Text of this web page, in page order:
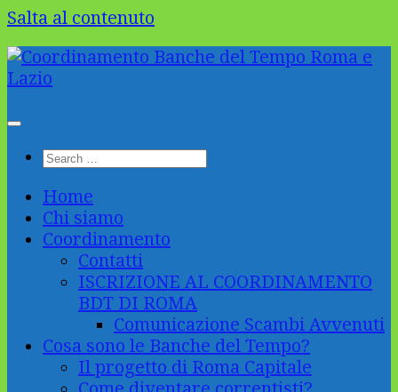
Salta al contenuto
Home
Chi siamo
Coordinamento
Contatti
ISCRIZIONE AL COORDINAMENTO
BDT DI ROMA
Comunicazione Scambi Avvenuti
Cosa sono le Banche del Tempo?
Il progetto di Roma Capitale